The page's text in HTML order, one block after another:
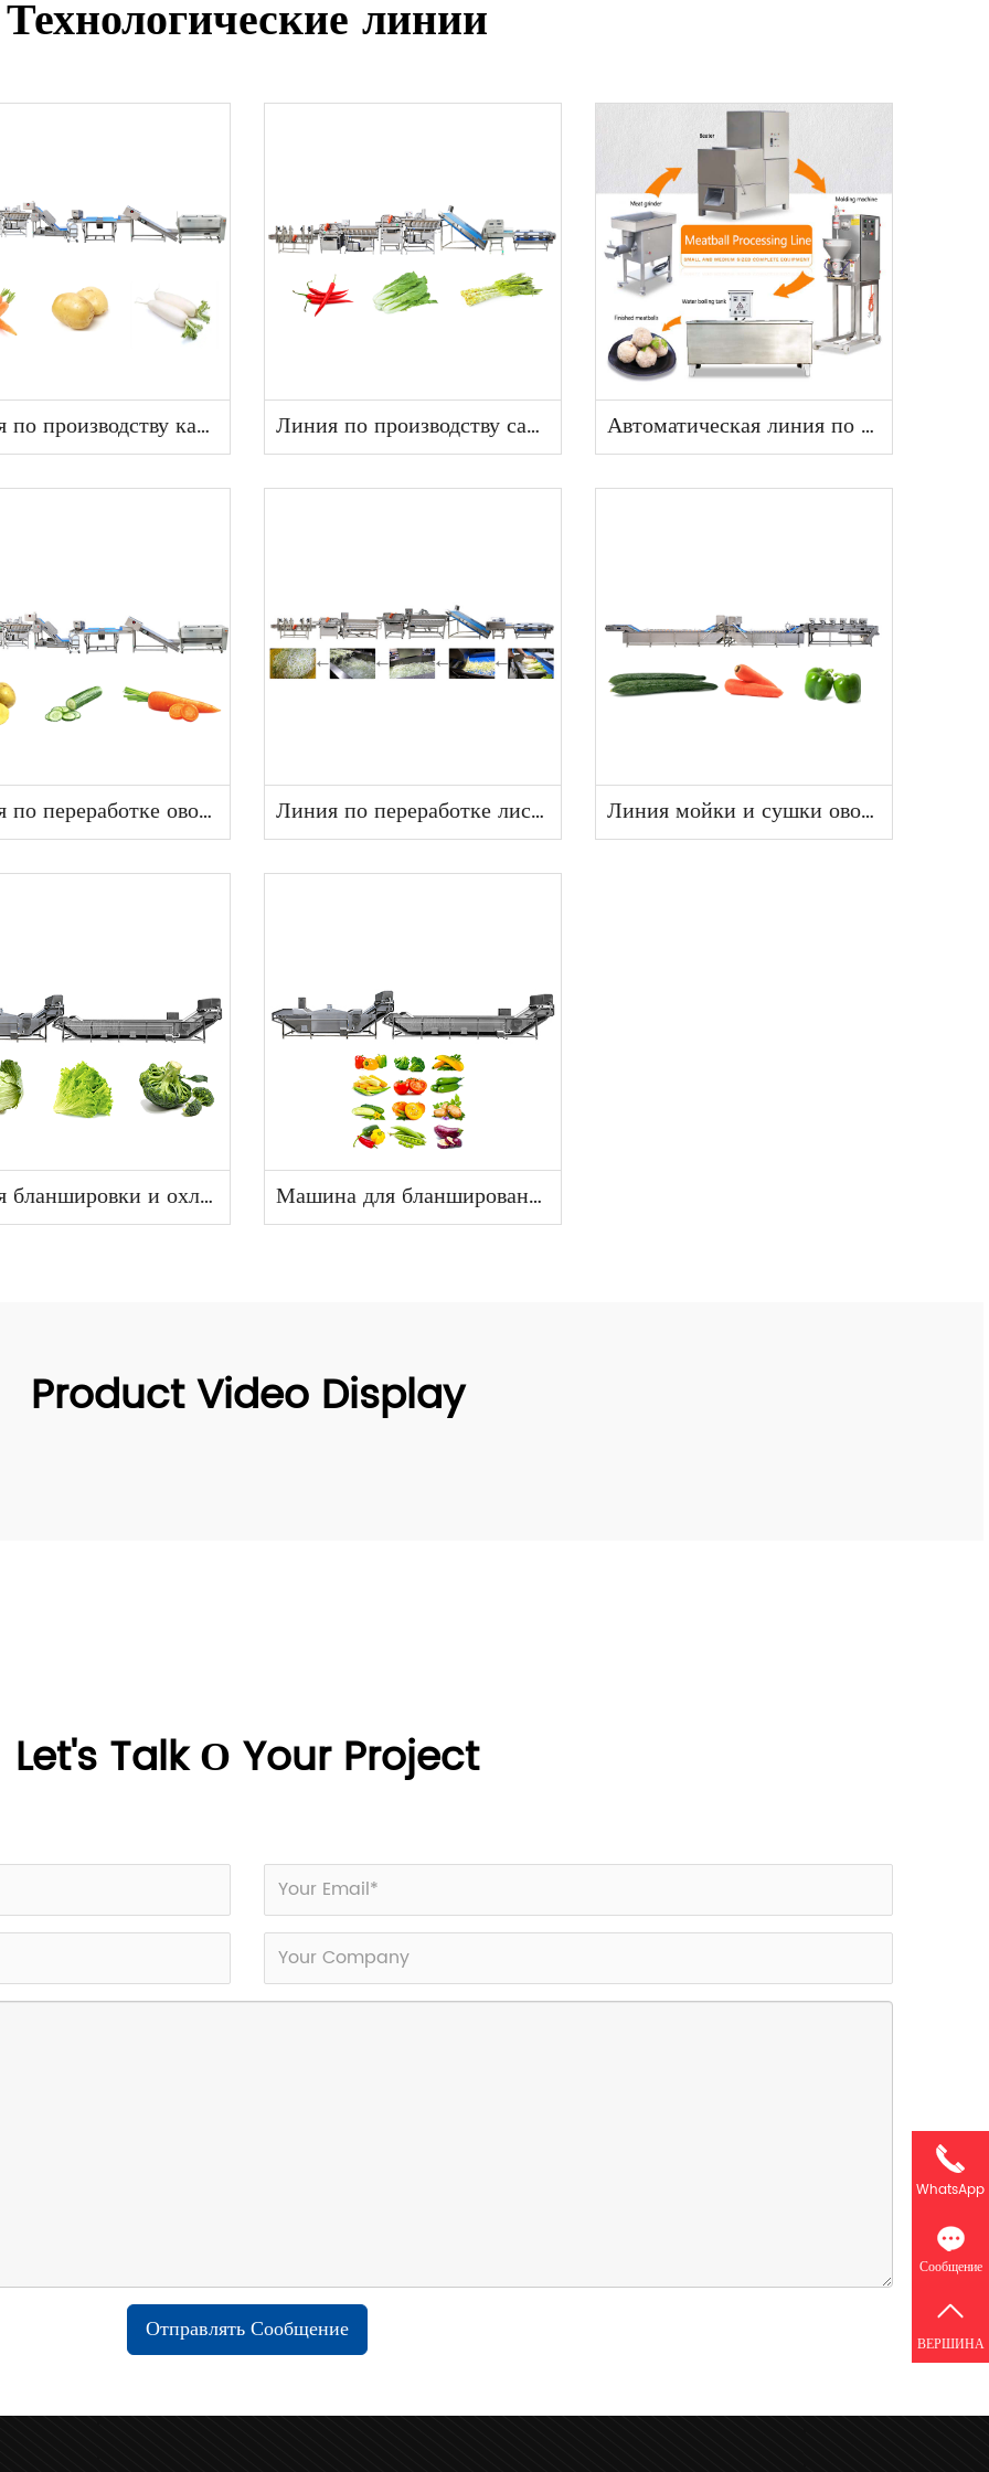
Технологические линии
Линия по производству картофеля Линия по производству салата Автоматическая линия по производству фрикаделек
Линия по переработке овощей Линия по переработке листовых овощей Линия мойки и сушки овощей
Линия бланшировки и охлаждения Машина для бланширования овощей
Product Video Display
Let's Talk О Your Project
Отправлять Сообщение
WhatsApp
Сообщение
ВЕРШИНА